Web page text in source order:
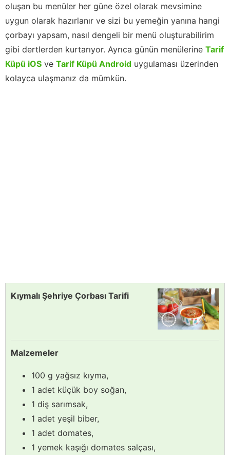
oluşan bu menüler her güne özel olarak mevsimine
uygun olarak hazırlanır ve sizi bu yemeğin yanına hangi
çorbayı yapsam, nasıl dengeli bir menü oluşturabilirim
gibi dertlerden kurtarıyor. Ayrıca günün menülerine Tarif
Küpü iOS ve Tarif Küpü Android uygulaması üzerinden
kolayca ulaşmanız da mümkün.
Kıymalı Şehriye Çorbası Tarifi
Malzemeler
100 g yağsız kıyma,
1 adet küçük boy soğan,
1 diş sarımsak,
1 adet yeşil biber,
1 adet domates,
1 yemek kaşığı domates salçası,